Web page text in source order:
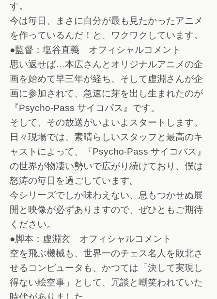
す。
今は毎日、まさに自分が最も見たかったアニメ
を作っているんだ！と、ワクワクしています。
●監督：塩谷直義 オフィシャルコメント
思い返せば…本広さんとオリジナルアニメの企
画を始めて早三年が経ち、そして虚淵さんが企
画に参加されて、急速に芽を出し生まれたのが
『Psycho-Pass サイコパス』です。
そして、その放送がいよいよスタートします。
日々現場では、素晴らしいスタッフと最高のキ
ャストによって、『Psycho-Pass サイコパス』
の世界が物凄い勢いで広がり続けており、僕は
怒涛の毎日を過ごしています。
今シリーズでしか味わえない、息もつかせぬ展
開と映像が必ずありますので、ぜひともご期待
ください。
●脚本：虚淵玄 オフィシャルコメント
空を飛ぶ機械も、世界一のチェス名人を敗北さ
せるコンピュータも、かつては「決して実現し
得ない絵空事」として、冗談と嘲笑われていた
時代がありました。